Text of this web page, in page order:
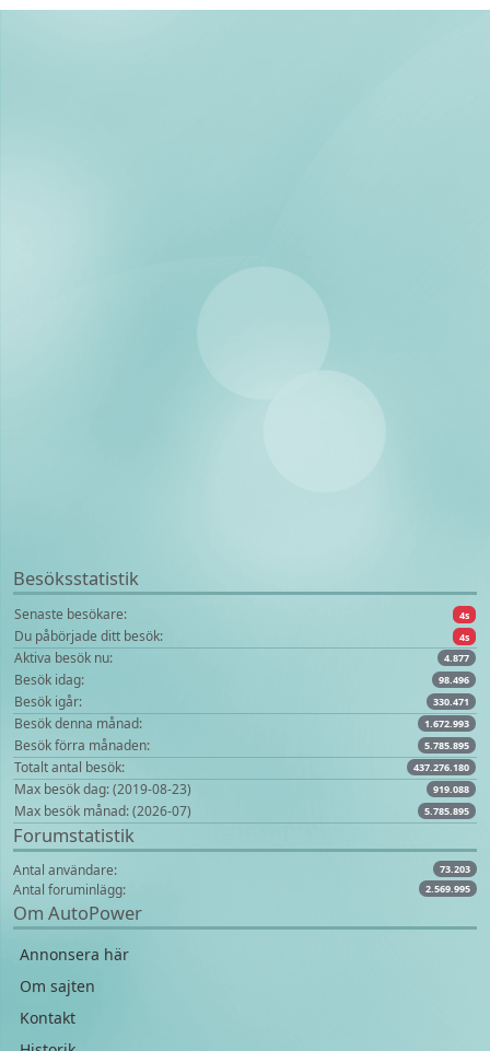
Besöksstatistik
Senaste besökare: 4s
Du påbörjade ditt besök: 4s
Aktiva besök nu: 4.877
Besök idag: 98.496
Besök igår: 330.471
Besök denna månad: 1.672.993
Besök förra månaden: 5.785.895
Totalt antal besök: 437.276.180
Max besök dag: (2019-08-23) 919.088
Max besök månad: (2026-07) 5.785.895
Forumstatistik
Antal användare: 73.203
Antal foruminlägg: 2.569.995
Om AutoPower
Annonsera här
Om sajten
Kontakt